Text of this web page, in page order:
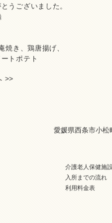
うございました。
焼き、鶏唐揚げ、
トポテト
>>
愛媛県西条市小
介護老人保健施
入所までの流れ
利用料金表